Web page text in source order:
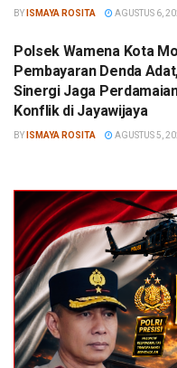
BY ISMAYA ROSITA AGUSTUS 6,
Polsek Wamena Kota
Pembayaran Denda
Sinergi Jaga
Konflik di Jayawijaya
BY ISMAYA ROSITA AGUSTUS 5,